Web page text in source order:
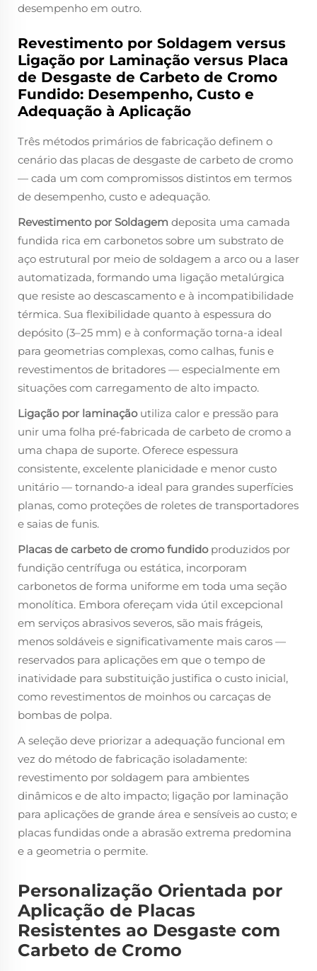
desempenho em outro.
Revestimento por Soldagem versus
Ligação por Laminação versus Placa
de Desgaste de Carbeto de Cromo
Fundido: Desempenho, Custo e
Adequação à Aplicação
Três métodos primários de fabricação definem o
cenário das placas de desgaste de carbeto de cromo
— cada um com compromissos distintos em termos
de desempenho, custo e adequação.
Revestimento por Soldagem deposita uma camada
fundida rica em carbonetos sobre um substrato de
aço estrutural por meio de soldagem a arco ou a laser
automatizada, formando uma ligação metalúrgica
que resiste ao descascamento e à incompatibilidade
térmica. Sua flexibilidade quanto à espessura do
depósito (3–25 mm) e à conformação torna-a ideal
para geometrias complexas, como calhas, funis e
revestimentos de britadores — especialmente em
situações com carregamento de alto impacto.
Ligação por laminação utiliza calor e pressão para
unir uma folha pré-fabricada de carbeto de cromo a
uma chapa de suporte. Oferece espessura
consistente, excelente planicidade e menor custo
unitário — tornando-a ideal para grandes superfícies
planas, como proteções de roletes de transportadores
e saias de funis.
Placas de carbeto de cromo fundido produzidos por
fundição centrífuga ou estática, incorporam
carbonetos de forma uniforme em toda uma seção
monolítica. Embora ofereçam vida útil excepcional
em serviços abrasivos severos, são mais frágeis,
menos soldáveis e significativamente mais caros —
reservados para aplicações em que o tempo de
inatividade para substituição justifica o custo inicial,
como revestimentos de moinhos ou carcaças de
bombas de polpa.
A seleção deve priorizar a adequação funcional em
vez do método de fabricação isoladamente:
revestimento por soldagem para ambientes
dinâmicos e de alto impacto; ligação por laminação
para aplicações de grande área e sensíveis ao custo; e
placas fundidas onde a abrasão extrema predomina
e a geometria o permite.
Personalização Orientada por
Aplicação de Placas
Resistentes ao Desgaste com
Carbeto de Cromo